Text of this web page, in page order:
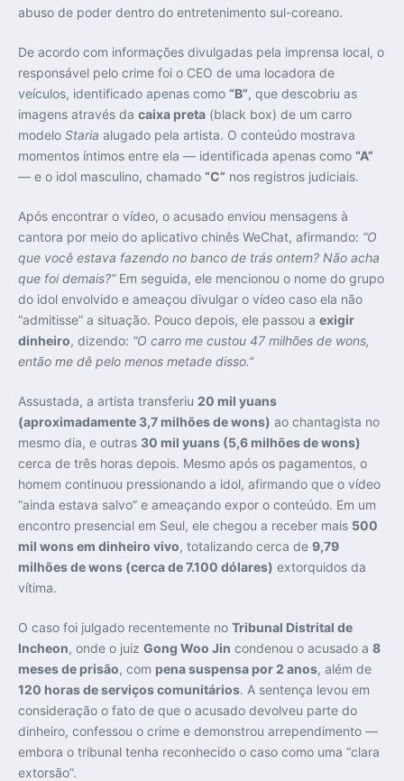
abuso de poder dentro do entretenimento sul-coreano.
De acordo com informações divulgadas pela imprensa local, o
responsável pelo crime foi o CEO de uma locadora de
veículos, identificado apenas como “B”, que descobriu as
imagens através da caixa preta (black box) de um carro
modelo Staria alugado pela artista. O conteúdo mostrava
momentos íntimos entre ela — identificada apenas como “A”
— e o idol masculino, chamado “C” nos registros judiciais.
Após encontrar o vídeo, o acusado enviou mensagens à
cantora por meio do aplicativo chinês WeChat, afirmando: “O
que você estava fazendo no banco de trás ontem? Não acha
que foi demais?”Em seguida, ele mencionou o nome do grupo
do idol envolvido e ameaçou divulgar o vídeo caso ela não
“admitisse” a situação. Pouco depois, ele passou a exigir
dinheiro, dizendo: “O carro me custou 47 milhões de wons,
então me dê pelo menos metade disso.”
Assustada, a artista transferiu 20 mil yuans
(aproximadamente 3,7 milhões de wons) ao chantagista no
mesmo dia, e outras 30 mil yuans (5,6 milhões de wons)
cerca de três horas depois. Mesmo após os pagamentos, o
homem continuou pressionando a idol, afirmando que o vídeo
“ainda estava salvo” e ameaçando expor o conteúdo. Em um
encontro presencial em Seul, ele chegou a receber mais 500
mil wons em dinheiro vivo, totalizando cerca de 9,79
milhões de wons (cerca de 7.100 dólares) extorquidos da
vítima.
O caso foi julgado recentemente no Tribunal Distrital de
Incheon, onde o juiz Gong Woo Jin condenou o acusado a 8
meses de prisão, com pena suspensa por 2 anos, além de
120 horas de serviços comunitários. A sentença levou em
consideração o fato de que o acusado devolveu parte do
dinheiro, confessou o crime e demonstrou arrependimento —
embora o tribunal tenha reconhecido o caso como uma “clara
extorsão”.